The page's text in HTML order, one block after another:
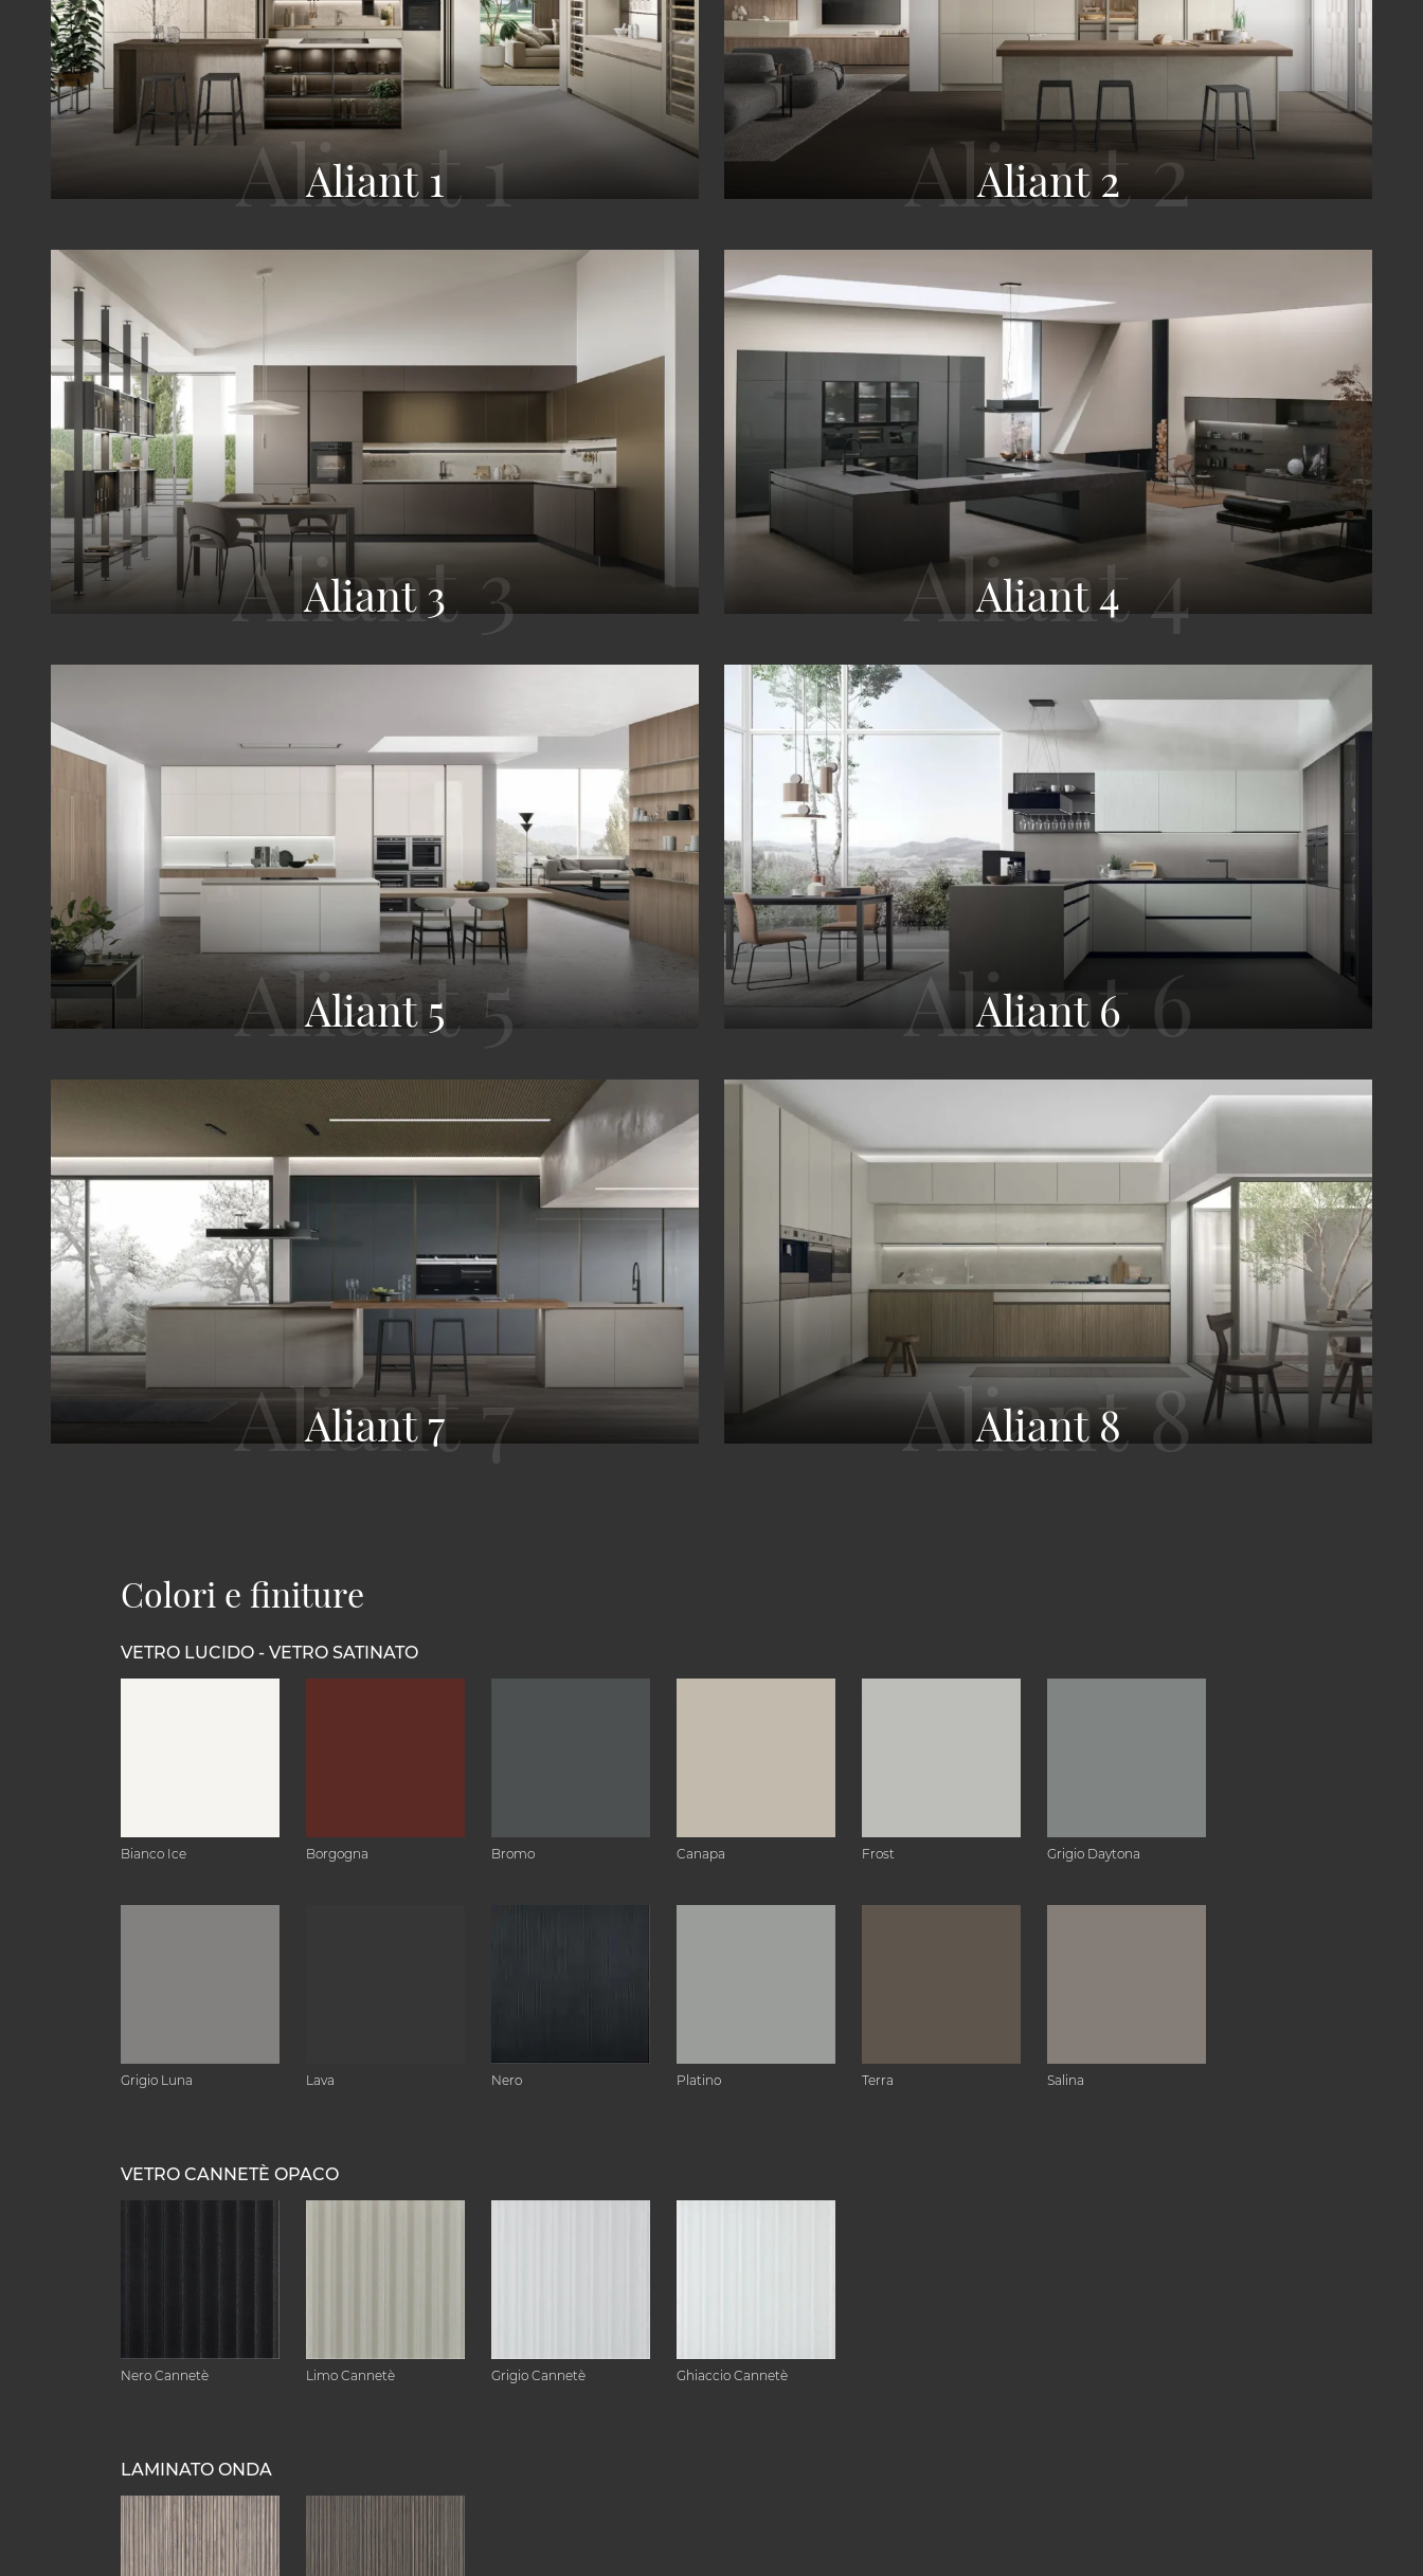
Aliant 1 Aliant 2
Aliant 3 Aliant 4
Aliant 5 Aliant 6
Aliant 7 Aliant 8
Colori e finiture
VETRO LUCIDO - VETRO SATINATO
Bianco Ice Borgogna Bromo Canapa Frost Grigio Daytona
Grigio Luna Lava Nero Platino Terra Salina
VETRO CANNETÈ OPACO
Nero Cannetè Limo Cannetè Grigio Cannetè Ghiaccio Cannetè
LAMINATO ONDA